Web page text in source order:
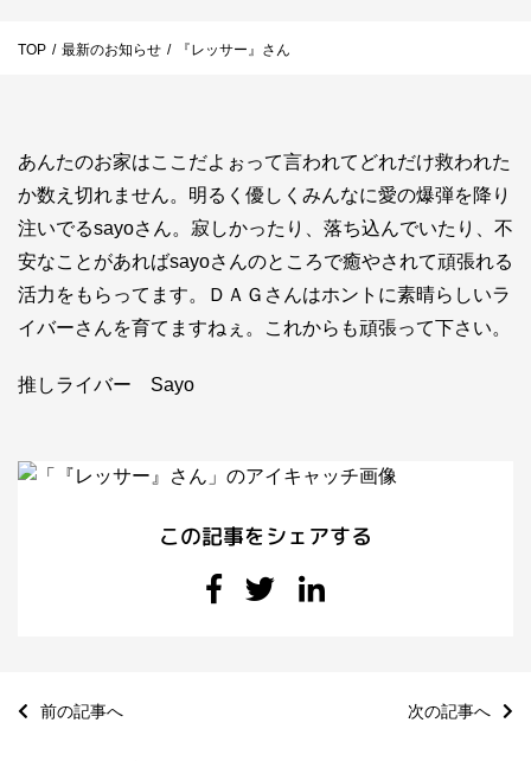
最新のお知らせ
お仕事のご相談・お問い合わせ
TOP / 最新のお知らせ / 『レッサー』さん
あんたのお家はここだよぉって言われてどれだけ救われた
か数え切れません。明るく優しくみんなに愛の爆弾を降り
注いでるsayoさん。寂しかったり、落ち込んでいたり、不
安なことがあればsayoさんのところで癒やされて頑張れる
活力をもらってます。ＤＡＧさんはホントに素晴らしいラ
イバーさんを育てますねぇ。これからも頑張って下さい。
推しライバー Sayo
この記事をシェアする
前の記事へ 次の記事へ